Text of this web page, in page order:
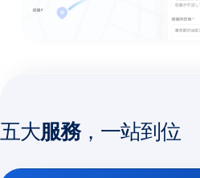
五大服務，一站到位